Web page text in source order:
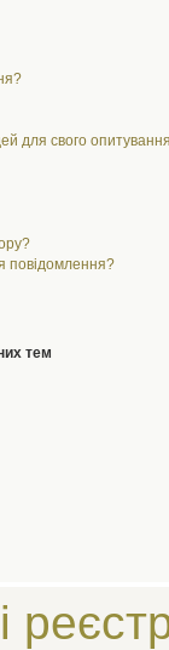
для свого
повідомлення?
тем